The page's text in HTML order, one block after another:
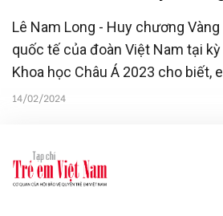
Lê Nam Long - Huy chương
quốc tế của đoàn Việt Nam tại
Khoa học Châu Á 2023 cho biết,
phương pháp tự học. Em thường
14/02/2024